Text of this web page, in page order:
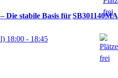
Die stabile Basis fürSB301140MA
18:00 - 18:45